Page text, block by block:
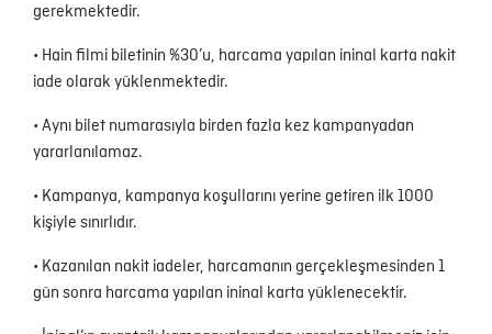
gerekmektedir.
• Hain filmi biletinin %30’u, harcama yapılan ininal karta nakit
iade olarak yüklenmektedir.
• Aynı bilet numarasıyla birden fazla kez kampanyadan
yararlanılamaz.
• Kampanya, kampanya koşullarını yerine getiren ilk 1000
kişiyle sınırlıdır.
• Kazanılan nakit iadeler, harcamanın gerçekleşmesinden 1
gün sonra harcama yapılan ininal karta yüklenecektir.